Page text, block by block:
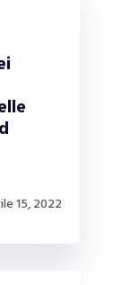
15, 2022